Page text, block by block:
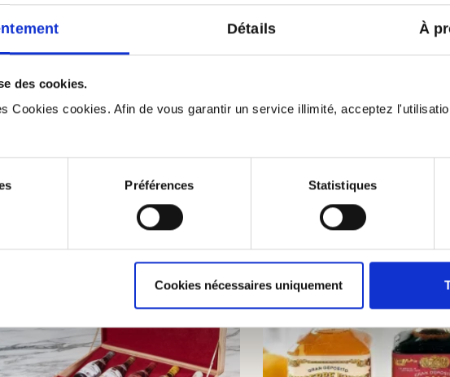
Détails À
des cookies.
Cookies cookies. Afin de vous garantir un service illimité, acceptez
Préférences Statistiques
Cookies nécessaires uniquement
- 3 x 250 ml
Note moyenne de 4.7 sur 5 étoiles
Ajouter au panier
Note moyenne de 5 sur 5
Ajouter au